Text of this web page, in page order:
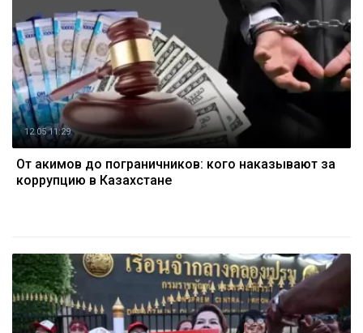
12.05 11:29
От акимов до пограничников: кого наказывают за
коррупцию в Казахстане